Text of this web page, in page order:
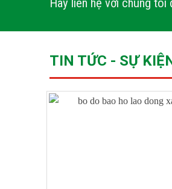
Hãy liên hệ với chúng
TIN TỨC - SỰ